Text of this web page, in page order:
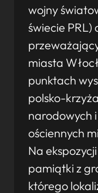
wojny
świecie PRL)
miasta
punktach
polsko-
narodowych
ościennych
Na
pamiątki z
którego